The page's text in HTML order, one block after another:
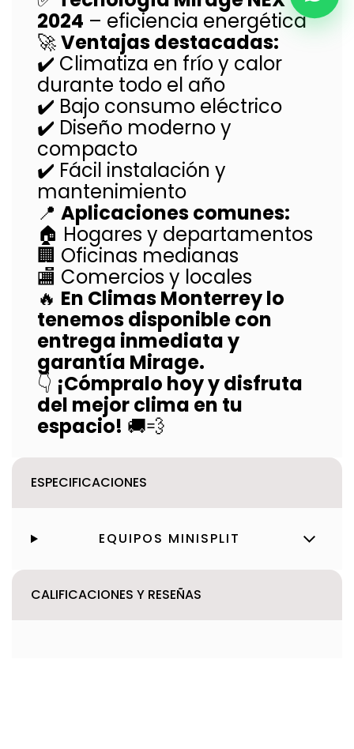
2024 – eficiencia energética
🚀Ventajas destacadas:
✔️ Climatiza en frío y calor
durante todo el año
✔️ Bajo consumo eléctrico
✔️ Diseño moderno y
compacto
✔️ Fácil instalación y
mantenimiento
📍 Aplicaciones comunes:
🏠 Hogares y departamentos
🏢 Oficinas medianas
🏬 Comercios y locales
🔥 En Climas Monterrey lo
tenemos disponible con
entrega inmediata y
garantía Mirage.
👇 ¡Cómpralo hoy y disfruta
del mejor clima en tu
espacio! 🚚💨
ESPECIFICACIONES
EQUIPOS MINISPLIT
CALIFICACIONES Y RESEÑAS